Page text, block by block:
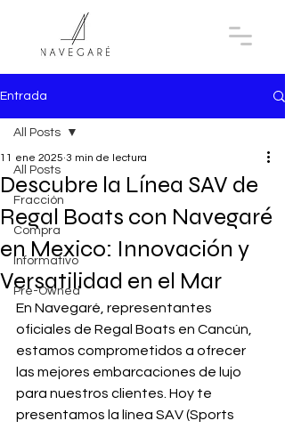
Entrada
All Posts
Fracción
Compra
Informativo
Pre-Owned
All Posts
Descubre la Línea SAV de
Regal Boats con Navegaré
en Mexico: Innovación y
Versatilidad en el Mar
11 ene 2025 3 min de lectura
En Navegaré, representantes
oficiales de Regal Boats en Cancún,
estamos comprometidos a ofrecer
las mejores embarcaciones de lujo
para nuestros clientes. Hoy te
presentamos la línea SAV (Sports